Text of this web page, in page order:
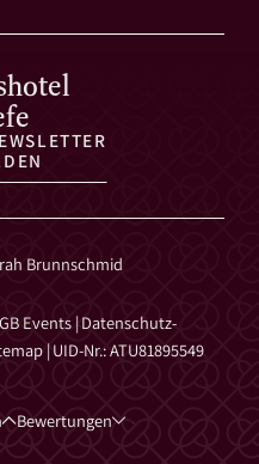
Brunnschmid
Events |Datenschutz-
|UID-Nr.: ATU81895549
Bewertungen